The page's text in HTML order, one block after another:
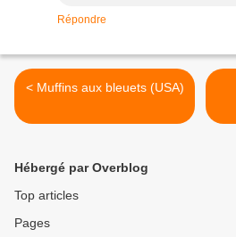
Répondre
< Muffins aux bleuets (USA)
Hébergé par Overblog
Top articles
Pages